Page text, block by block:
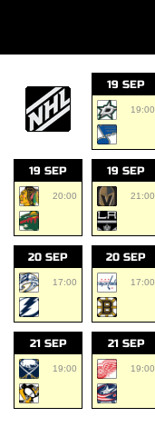
19 SEP
19:00
19 SEP
20:00
19 SEP
21:00
20 SEP
17:00
20 SEP
17:00
21 SEP
19:00
21 SEP
19:00